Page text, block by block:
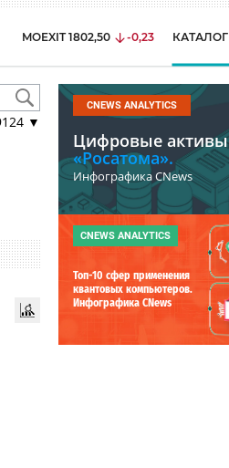
MOEXIT 1802,50 -0,23 КАТАЛОГ
▼
CNEWS ANALYTICS
Цифровые активы
«Росатома».
Инфографика CNews
CNEWS ANALYTICS
Топ-10 сфер применения
квантовых компьютеров.
Инфографика CNews